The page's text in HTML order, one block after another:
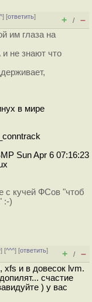
] [ответить]
+ / –
им глаза на
не знают что
в мире
Sun Apr 6 07:16:23
с кучей ФСов "чтоб
:-)
] [^^^] [ответить]
+ / –
xfs и в довесок lvm.
счастие
) у вас